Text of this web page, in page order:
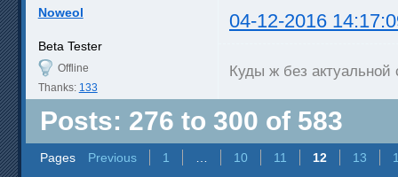
Noweol 04-12-2016
Beta Tester
Offline
Thanks: 133
Куды ж без
Posts: 276 to 300 of 583
Pages Previous 1 10 11 12 13